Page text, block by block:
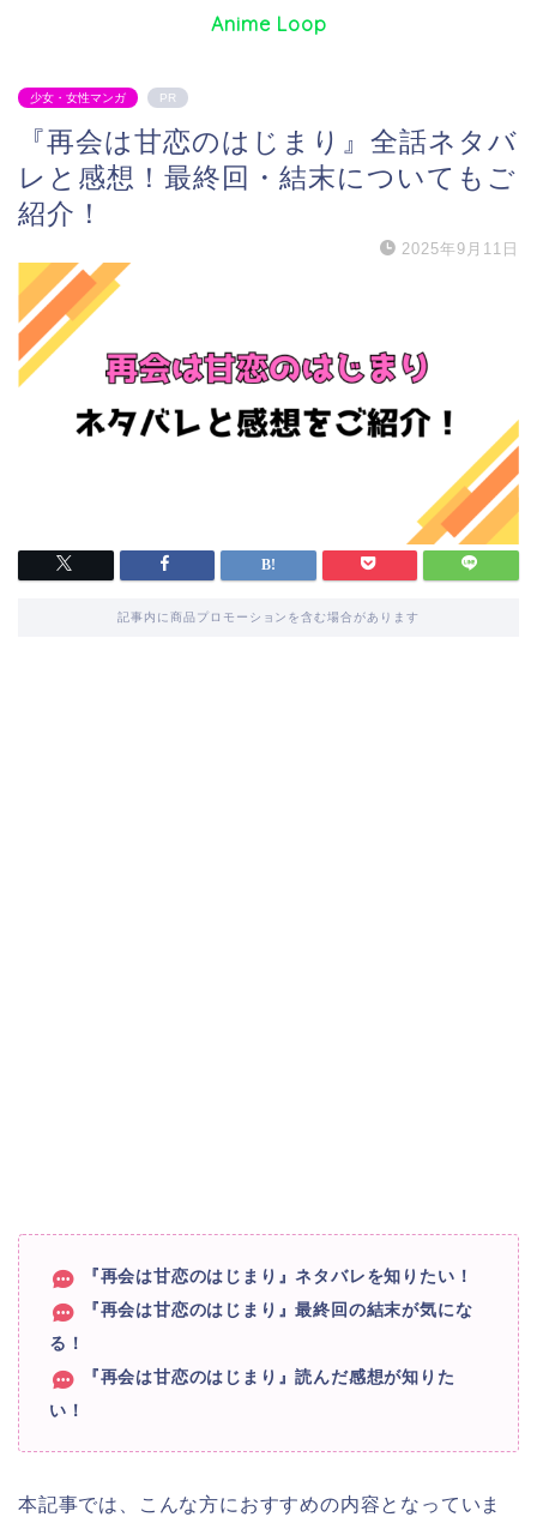
Anime Loop
少女・女性マンガ PR
『再会は甘恋のはじまり』全話ネタバ
レと感想！最終回・結末についてもご
紹介！
2025年9月11日
記事内に商品プロモーションを含む場合があります
『再会は甘恋のはじまり』ネタバレを知りたい！
『再会は甘恋のはじまり』最終回の結末が気にな
る！
『再会は甘恋のはじまり』読んだ感想が知りた
い！
本記事では、こんな方におすすめの内容となっていま